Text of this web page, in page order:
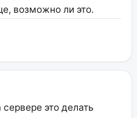
возможно ли это.
это делать